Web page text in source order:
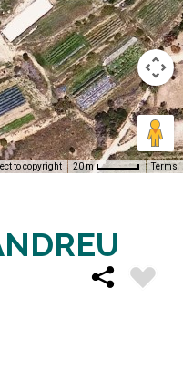
to copyright 20 m Terms